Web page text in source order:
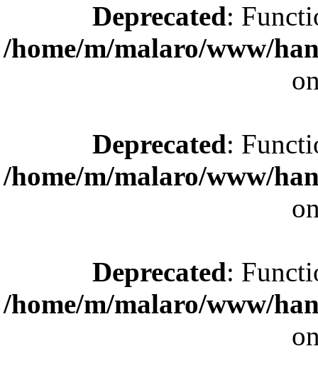
Deprecated:
/home/m/malaro/www/
Deprecated:
/home/m/malaro/www/
Deprecated:
/home/m/malaro/www/